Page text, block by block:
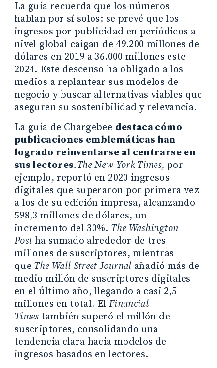
La guía recuerda que los números
hablan por sí solos: se prevé que los
ingresos por publicidad en periódicos a
nivel global caigan de 49.200 millones de
dólares en 2019 a 36.000 millones este
2024. Este descenso ha obligado a los
medios a replantear sus modelos de
negocio y buscar alternativas viables que
aseguren su sostenibilidad y relevancia.
La guía de Chargebee destaca cómo
publicaciones emblemáticas han
logrado reinventarse al centrarse en
sus lectores.The New York Times, por
ejemplo, reportó en 2020 ingresos
digitales que superaron por primera vez
a los de su edición impresa, alcanzando
598,3 millones de dólares, un
incremento del 30%. The Washington
Postha sumado alrededor de tres
millones de suscriptores, mientras
que The Wall Street Journal añadió más de
medio millón de suscriptores digitales
en el último año, llegando a casi 2,5
millones en total. El Financial
Timestambién superó el millón de
suscriptores, consolidando una
tendencia clara hacia modelos de
ingresos basados en lectores.